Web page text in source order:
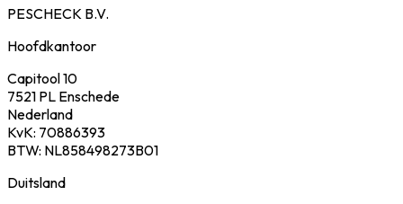
PESCHECK B.V.
Hoofdkantoor
Capitool 10
7521 PL Enschede
Nederland
KvK: 70886393
BTW: NL858498273B01
Duitsland